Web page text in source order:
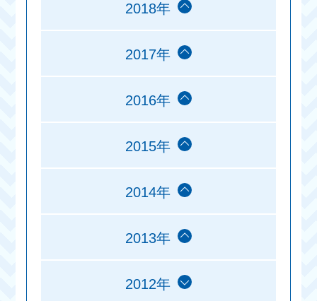
2018年
2017年
2016年
2015年
2014年
2013年
2012年